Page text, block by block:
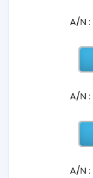
A/N :
A/N :
A/N :